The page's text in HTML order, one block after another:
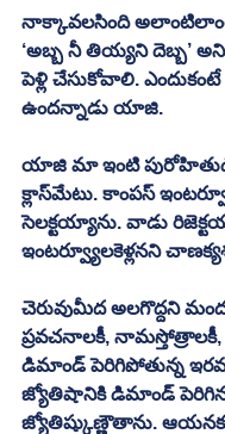
నాక్కావలసింది
‘అబ్బ నీ తియ్యని దెబ్బ’
పెళ్లి చేసుకోవాలి.
ఉందన్నాడు యాజి.
యాజి మా ఇంటి పురోహితుడి
క్లాస్‌మేటు. కాంపస్ ఇంటర్వ్యూలో నేను డేటా అనలిస్టుగా
సెలక్టయ్యాను. వాడు
ఇంటర్వ్యూలకెళ్లనని
చెరువుమీద అలగొద్దని
ప్రవచనాలకీ, నామస్తోత్రాలకీ,
డిమాండ్ పెరిగిపోతున్న
జ్యోతిషానికి డిమాండ్
జ్యోతిష్కుణ్ణౌతాను.